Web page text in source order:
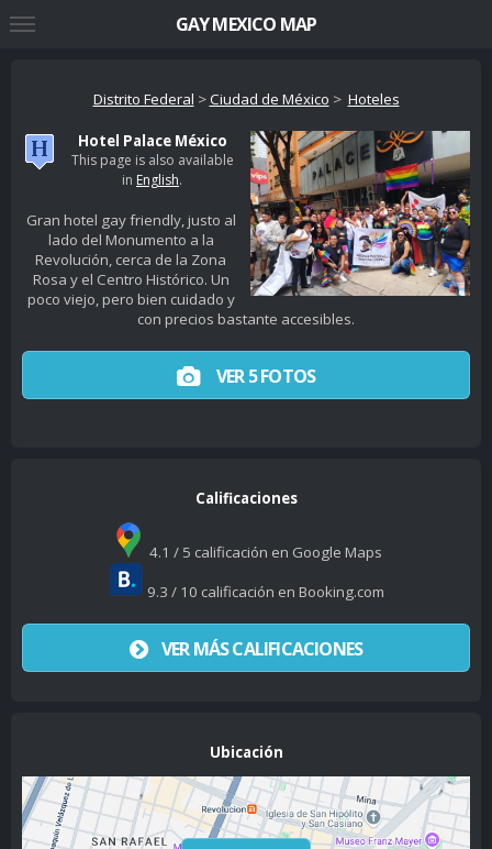
Distrito Federal >Ciudad de México > Hoteles
Hotel Palace México
This page is also available
in English.
Gran hotel gay friendly, justo al
lado del Monumento a la
Revolución, cerca de la Zona
Rosa y el Centro Histórico. Un
poco viejo, pero bien cuidado y
con precios bastante accesibles.
VER 5 FOTOS
Calificaciones
4.1 / 5 calificación en Google Maps
9.3 / 10 calificación en Booking.com
VER MÁS CALIFICACIONES
Ubicación
GAY MEXICO MAP